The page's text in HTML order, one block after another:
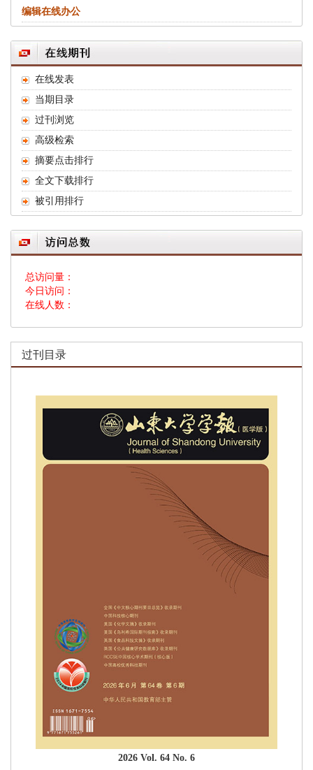
编辑在线办公
在线发表
当期目录
过刊浏览
高级检索
摘要点击排行
全文下载排行
被引用排行
总访问量：
今日访问：
在线人数：
过刊目录
2026 Vol. 64 No. 6